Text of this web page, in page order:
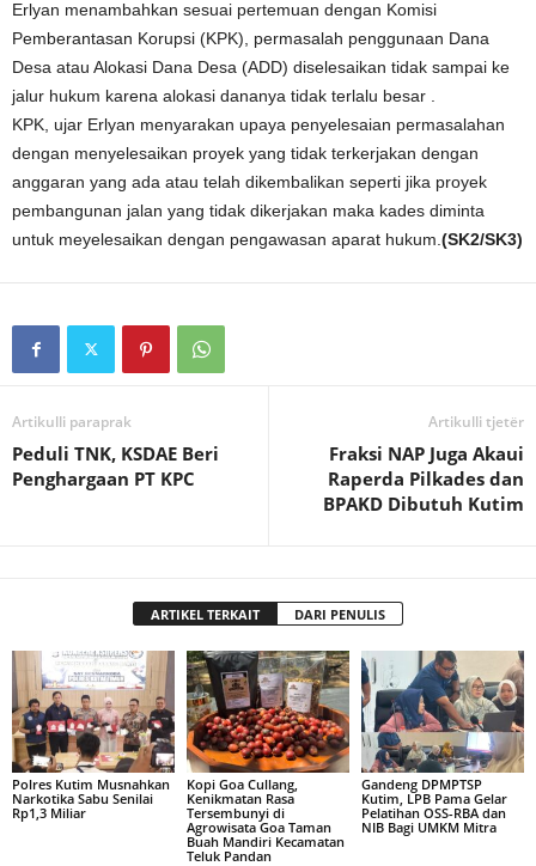
Erlyan menambahkan sesuai pertemuan dengan Komisi
Pemberantasan Korupsi (KPK), permasalah penggunaan Dana
Desa atau Alokasi Dana Desa (ADD) diselesaikan tidak sampai ke
jalur hukum karena alokasi dananya tidak terlalu besar .
KPK, ujar Erlyan menyarakan upaya penyelesaian permasalahan
dengan menyelesaikan proyek yang tidak terkerjakan dengan
anggaran yang ada atau telah dikembalikan seperti jika proyek
pembangunan jalan yang tidak dikerjakan maka kades diminta
untuk meyelesaikan dengan pengawasan aparat hukum. (SK2/SK3)
Artikulli paraprak
Peduli TNK, KSDAE Beri
Penghargaan PT KPC
Artikulli tjetër
Fraksi NAP Juga Akaui
Raperda Pilkades dan
BPAKD Dibutuh Kutim
ARTIKEL TERKAIT DARI PENULIS
Polres Kutim Musnahkan
Narkotika Sabu Senilai
Rp1,3 Miliar
Kopi Goa Cullang,
Kenikmatan Rasa
Tersembunyi di
Agrowisata Goa Taman
Buah Mandiri Kecamatan
Teluk Pandan
Gandeng DPMPTSP
Kutim, LPB Pama Gelar
Pelatihan OSS-RBA dan
NIB Bagi UMKM Mitra